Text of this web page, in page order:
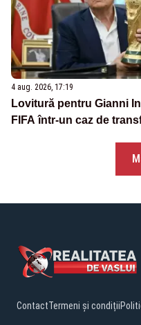
4 aug. 2026, 17:19
Lovitură pentru Gianni
FIFA într-un caz de
ContactTermeni și condiții